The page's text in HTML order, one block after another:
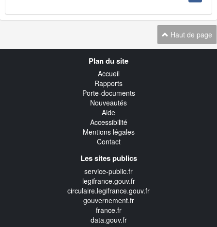
Haut de page
Plan du site
Accueil
Rapports
Porte-documents
Nouveautés
Aide
Accessibilité
Mentions légales
Contact
Les sites publics
service-public.fr
legifrance.gouv.fr
circulaire.legifrance.gouv.fr
gouvernement.fr
france.fr
data.gouv.fr